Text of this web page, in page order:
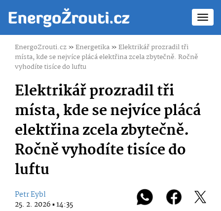
EnergoZrouti.cz»Energetika»Elektrikář prozradil tři
místa, kde se nejvíce plácá elektřina zcela zbytečně. Ročně
vyhodíte tisíce do luftu
Elektrikář prozradil tři
místa, kde se nejvíce plácá
elektřina zcela zbytečně.
Ročně vyhodíte tisíce do
luftu
Petr Eybl
25. 2. 2026 ▪ 14:35